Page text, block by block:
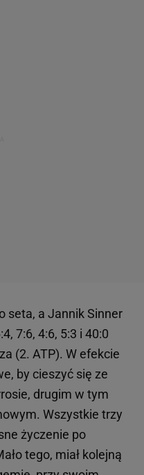
seta, a Jannik Sinner
7:6, 4:6, 5:3 i 40:0
(2. ATP). W efekcie
by cieszyć się ze
drugim w tym
Wszystkie trzy
życzenie po
tego, miał kolejną